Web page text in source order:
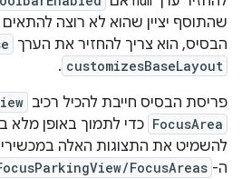
שהתוסף יציין שהוא לא רוצה
הבסיס, הוא צריך להחזיר את הערך
customizesBaseLayout
.
פריסת הבסיס חייבת להכיל רכיב
FocusArea כדי לתמוך באופן מלא
להשמיט את התצוגות האלה
ה- FocusAreas